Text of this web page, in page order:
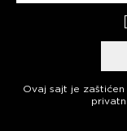
Ovaj sajt je zaštićen